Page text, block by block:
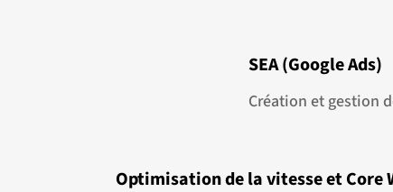
SEA (Google Ads)
Création et gestion
Optimisation de la vitesse et Core